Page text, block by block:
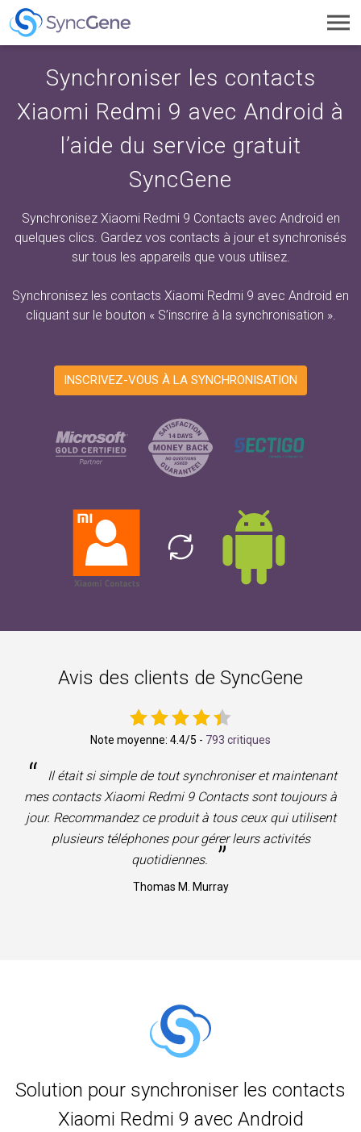
Synchroniser les contacts
Xiaomi Redmi 9 avec Android à
l’aide du service gratuit
SyncGene
Synchronisez Xiaomi Redmi 9 Contacts avec Android en
quelques clics. Gardez vos contacts à jour et synchronisés
sur tous les appareils que vous utilisez.
Synchronisez les contacts Xiaomi Redmi 9 avec Android en
cliquant sur le bouton « S’inscrire à la synchronisation ».
INSCRIVEZ-VOUS À LA SYNCHRONISATION
Avis des clients de SyncGene
Note moyenne: 4.4/5 - 793 critiques
“
Il était si simple de tout synchroniser et maintenant
mes contacts Xiaomi Redmi 9 Contacts sont toujours à
jour. Recommandez ce produit à tous ceux qui utilisent
plusieurs téléphones pour gérer leurs activités
quotidiennes.
”
Thomas M. Murray
Solution pour synchroniser les contacts
Xiaomi Redmi 9 avec Android